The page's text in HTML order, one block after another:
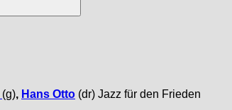
(g), Hans Otto (dr) Jazz für den Frieden